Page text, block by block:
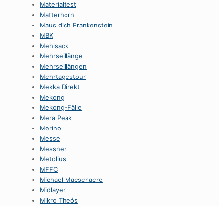
Materialtest
Matterhorn
Maus dich Frankenstein
MBK
Mehlsack
Mehrseillänge
Mehrseillängen
Mehrtagestour
Mekka Direkt
Mekong
Mekong-Fälle
Mera Peak
Merino
Messe
Messner
Metolius
MFFC
Michael Macsenaere
Midlayer
Mikro Theós